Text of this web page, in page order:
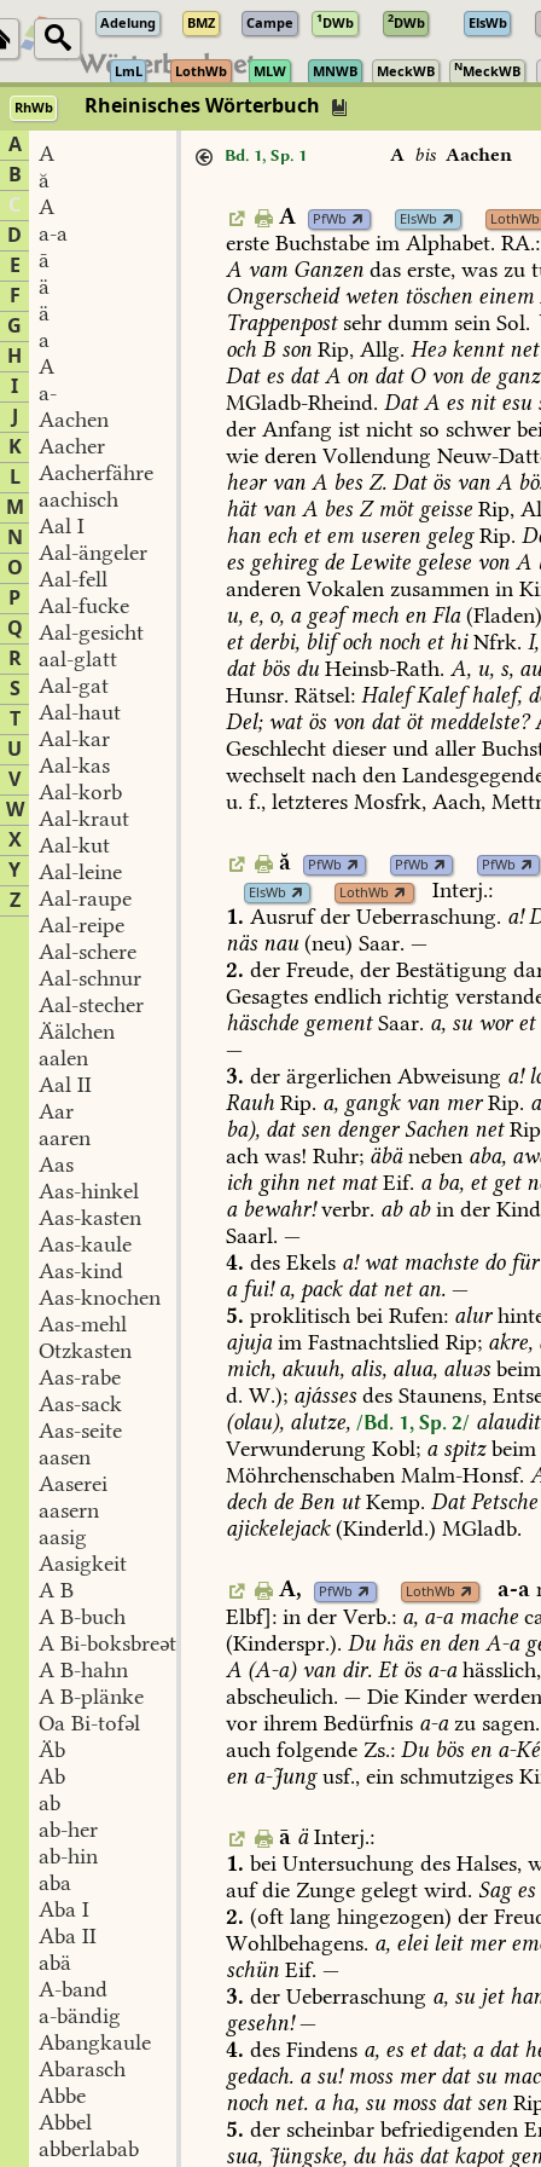
Adelung BMZ Campe 1DWb 2DWb ElsWb
LmL LothWb MLW MNWB MeckWB NMeckWB
RhWb
Rheinisches Wörterbuch
A
B
C
D
E
F
G
H
I
J
K
L
M
N
O
P
Q
R
S
T
U
V
W
X
Y
Z
A
ă
A
a-a
ā
ä
ä
a
A
a-
Aachen
Aacher
Aacherfähre
aachisch
Aal I
Aal-ängeler
Aal-fell
Aal-fucke
Aal-gesicht
aal-glatt
Aal-gat
Aal-haut
Aal-kar
Aal-kas
Aal-korb
Aal-kraut
Aal-kut
Aal-leine
Aal-raupe
Aal-reipe
Aal-schere
Aal-schnur
Aal-stecher
Äälchen
aalen
Aal II
Aar
aaren
Aas
Aas-hinkel
Aas-kasten
Aas-kaule
Aas-kind
Aas-knochen
Aas-mehl
Otzkasten
Aas-rabe
Aas-sack
Aas-seite
aasen
Aaserei
aasern
aasig
Aasigkeit
A B
A B-buch
A Bi-boksbreət
A B-hahn
A B-plänke
Oa Bi-tofəl
Äb
Ab
ab
ab-her
ab-hin
aba
Aba I
Aba II
abä
A-band
a-bändig
Abangkaule
Abarasch
Abbe
Abbel
abberlabab
Bd. 1, Sp. 1 A bis Aachen
A PfWb ElsWb LothWb
erste Buchstabe im Alphabet. RA.:
A vam Ganzen das erste, was zu
Ongerscheidweten töschen einem
Trappenpostsehr dumm sein Sol.
och B son Rip, Allg. Heəkenntnet
Dates datA on datOvon de
MGladb-Rheind. DatA es nitesu
der Anfang ist nicht so schwer
wie deren Vollendung Neuw-
heərvan A bes Z. Datös van A
hätvan A bes Zmötgeisse Rip,
han ech etem useren gelegRip.
es gehiregde Lewite gelese von A
anderen Vokalen zusammen in
u, e, o, ageəfmech en Fla
etderbi, blifoch noch ethiNfrk. I,
datbös du Heinsb-Rath. A, u, s,
Hunsr. Rätsel: HalefKalefhalef,
Del;watös von datötmeddelste?
Geschlecht dieser und aller
wechselt nach den
u. f., letzteres Mosfrk, Aach,
ă PfWb PfWb
PfWb
ElsWb
LothWb
Interj.:
1. Ausrufder Ueberraschung. a!
näs nau (neu) Saar. —
2. der Freude, der Bestätigung
Gesagtes endlich richtig
häschde gementSaar. a, su woret
—
3. der ärgerlichen Abweisung a!
Rauh Rip. a, gangkvan merRip. a
ba), datsen dengerSachen net
ach was! Ruhr; äbäneben aba,
ich gihn netmatEif. aba, etget
abewahr!verbr. ababin der
Saarl. —
4. des Ekels a!watmachste dofür
afui!a, packdatnetan. —
5. proklitisch bei Rufen: alur
ajujaim Fastnachtslied Rip; akre,
mich, akuuh, alis, alua, aluəs beim
d. W.); ajásses des Staunens,
(olau), alutze, /Bd. 1, Sp. 2/
Verwunderung Kobl; aspitzbeim
Möhrchenschaben Malm-Honsf.
dech de Ben ut Kemp. DatPetsche
ajickelejack(Kinderld.) MGladb.
A, PfWb LothWb a-a
Elbf]: in der Verb.: a, a-amache
(Kinderspr.). Du häs en den A-a
A (A-a)van dir. Etös a-ahässlich,
abscheulich. — Die Kinder
vor ihrem Bedürfnis a-azu sagen.
auch folgende Zs.: Du bös en a-
en a-Jungusf., ein schmutziges
ā äInterj.:
1. bei Untersuchung des Halses,
aufdie Zunge gelegt wird. Sages
2. (oft lang hingezogen) der
Wohlbehagens. a, eleileitmer
schün Eif. —
3. der Ueberraschung a, su jet
gesehn!—
4. des Findens a, es etdat; adat
gedach. asu!moss merdatsu
noch net. aha, su moss datsen
5. der scheinbar befriedigenden
sua, Jüngske, du häs datkapot